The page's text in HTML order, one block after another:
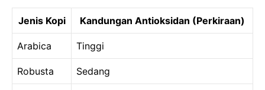
Jenis Kopi Kandungan Antioksidan (Perkiraan)
Arabica Tinggi
Robusta Sedang